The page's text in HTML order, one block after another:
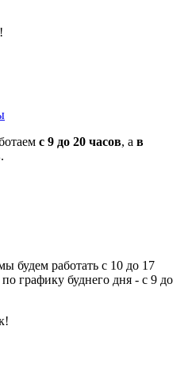
с 9 до 20 часов, а в
.
будем работать с 10 до 17
графику буднего дня - с 9 до